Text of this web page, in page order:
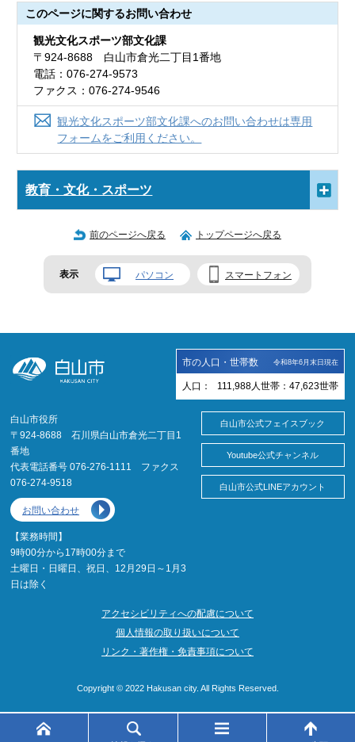
このページに関するお問い合わせ
観光文化スポーツ部文化課
〒924-8688 白山市倉光二丁目1番地
電話：076-274-9573
ファクス：076-274-9546
観光文化スポーツ部文化課へのお問い合わせは専用
フォームをご利用ください。
教育・文化・スポーツ
前のページへ戻る トップページへ戻る
表示 パソコン スマートフォン
市の人口・世帯数 令和8年6月末日現在
人口： 111,988 人 世帯： 47,623世帯
白山市役所
〒924-8688 石川県白山市倉光二丁目1
番地
代表電話番号 076-276-1111 ファクス
076-274-9518
お問い合わせ
【業務時間】
9時00分から17時00分まで
土曜日・日曜日、祝日、12月29日～1月3
日は除く
白山市公式フェイスブック
Youtube公式チャンネル
白山市公式LINEアカウント
アクセシビリティへの配慮について
個人情報の取り扱いについて
リンク・著作権・免責事項について
Copyright © 2022 Hakusan city. All Rights Reserved.